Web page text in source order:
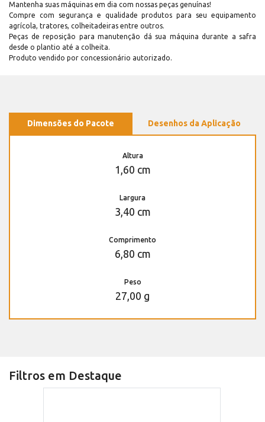
Mantenha suas máquinas em dia com nossas peças genuínas!
Compre com segurança e qualidade produtos para seu equipamento
agrícola, tratores, colheitadeiras entre outros.
Peças de reposição para manutenção dá sua máquina durante a safra
desde o plantio até a colheita.
Produto vendido por concessionário autorizado.
Dimensões do Pacote Desenhos da Aplicação
Altura
1,60 cm
Largura
3,40 cm
Comprimento
6,80 cm
Peso
27,00 g
Filtros em Destaque